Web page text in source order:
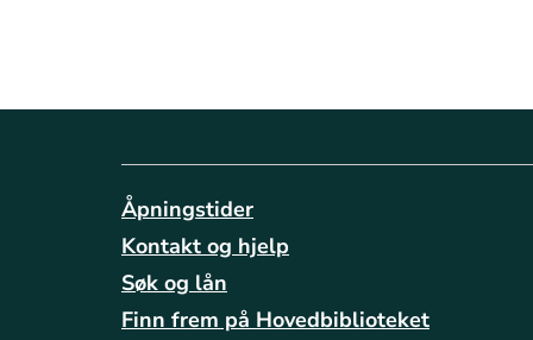
Åpningstider
Kontakt og hjelp
Søk og lån
Finn frem på Hovedbiblioteket